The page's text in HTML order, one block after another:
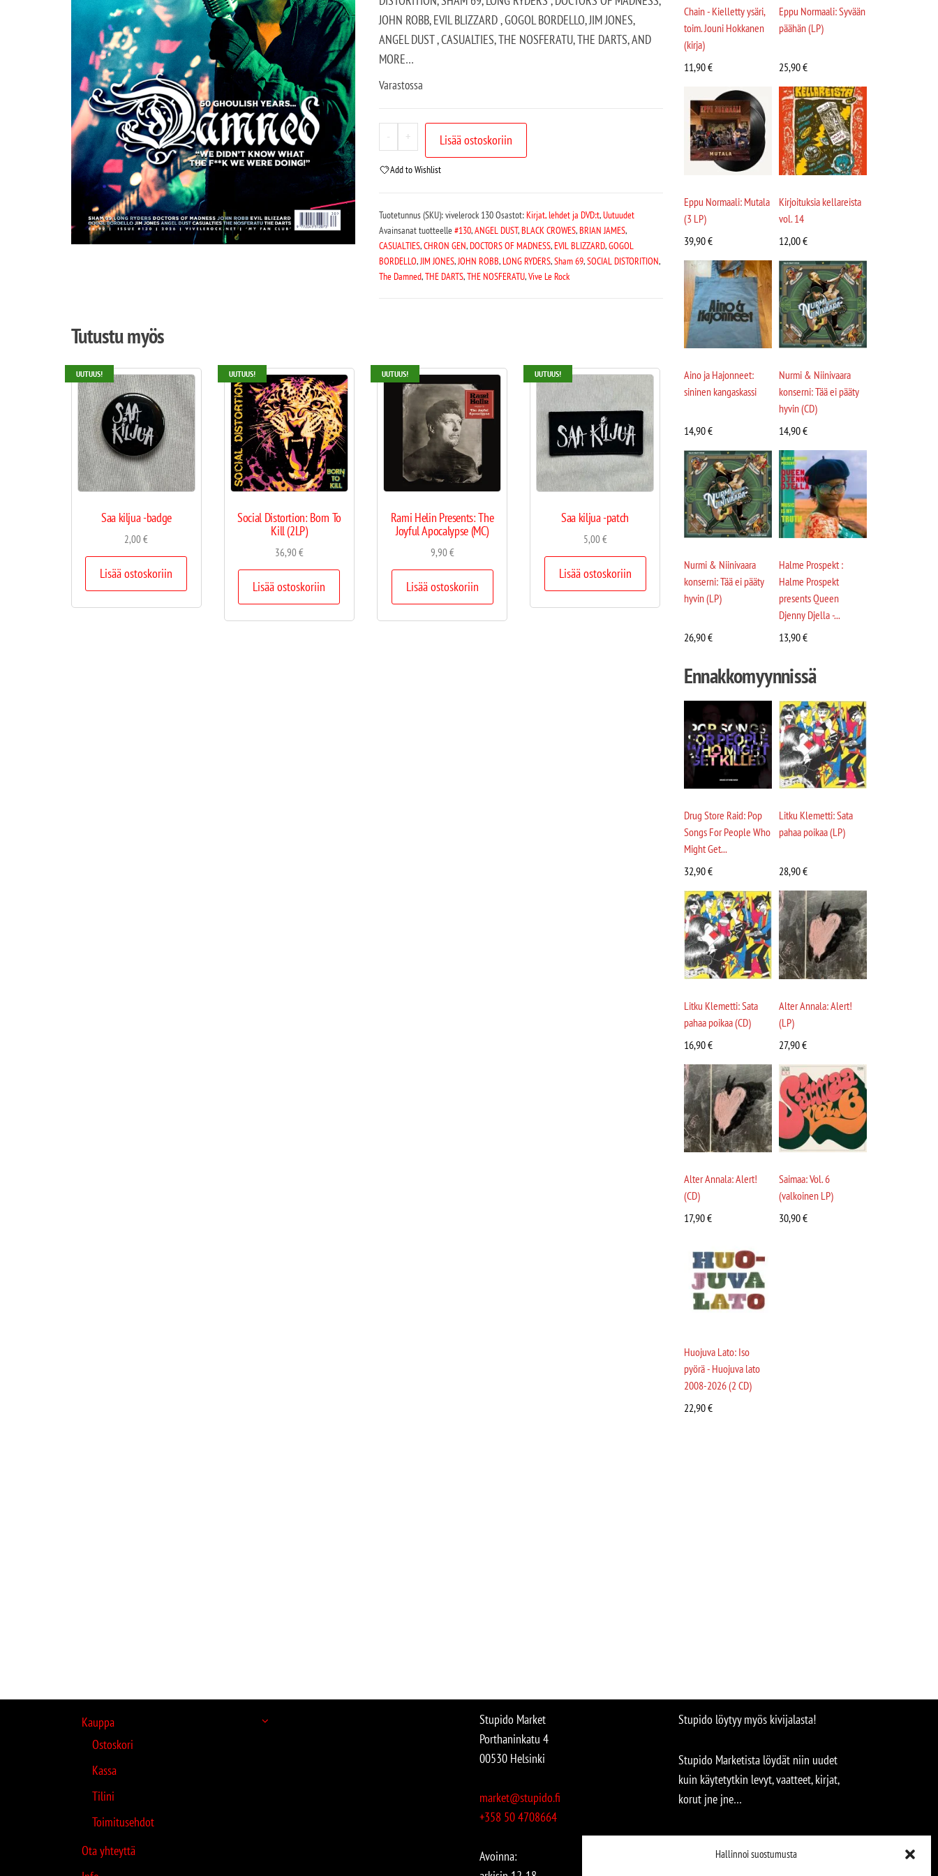
Hallinnoi suostumusta
JOHN ROBB, EVIL BLIZZARD , GOGOL BORDELLO, JIM JONES,
ANGEL DUST , CASUALTIES, THE NOSFERATU, THE DARTS, AND
MORE…
Varastossa
- + Lisää ostoskoriin
Add to Wishlist
Tuotetunnus (SKU):vivelerock 130Osastot:Kirjat, lehdet ja DVD:t,Uutuudet
Avainsanat tuotteelle#130,ANGEL DUST,BLACK CROWES,BRIAN JAMES,
CASUALTIES,CHRON GEN,DOCTORS OF MADNESS,EVIL BLIZZARD,GOGOL
BORDELLO,JIM JONES,JOHN ROBB,LONG RYDERS,Sham 69,SOCIAL DISTORITION,
The Damned,THE DARTS,THE NOSFERATU,Vive Le Rock
Tutustu myös
UUTUUS!
Saa kiljua -badge
2,00€
Lisää ostoskoriin
UUTUUS!
Social Distortion: Born To
Kill (2LP)
36,90€
Lisää ostoskoriin
UUTUUS!
Rami Helin Presents: The
Joyful Apocalypse (MC)
9,90€
Lisää ostoskoriin
UUTUUS!
Saa kiljua -patch
5,00€
Lisää ostoskoriin
Chain - Kielletty ysäri,
toim. Jouni Hokkanen
(kirja)
11,90€
Eppu Normaali: Syvään
päähän (LP)
25,90€
Eppu Normaali: Mutala
(3 LP)
39,90€
Kirjoituksia kellareista
vol. 14
12,00€
Aino ja Hajonneet:
sininen kangaskassi
14,90€
Nurmi & Niinivaara
konserni: Tää ei pääty
hyvin (CD)
14,90€
Nurmi & Niinivaara
konserni: Tää ei pääty
hyvin (LP)
26,90€
Halme Prospekt :
Halme Prospekt
presents Queen
Djenny Djella -...
13,90€
Ennakkomyynnissä
Drug Store Raid: Pop
Songs For People Who
Might Get...
32,90€
Litku Klemetti: Sata
pahaa poikaa (LP)
28,90€
Litku Klemetti: Sata
pahaa poikaa (CD)
16,90€
Alter Annala: Alert!
(LP)
27,90€
Alter Annala: Alert!
(CD)
17,90€
Saimaa: Vol. 6
(valkoinen LP)
30,90€
Huojuva Lato: Iso
pyörä - Huojuva lato
2008-2026 (2 CD)
22,90€
Kauppa
Ostoskori
Kassa
Tilini
Toimitusehdot
Ota yhteyttä
Stupido Market
Porthaninkatu 4
00530 Helsinki
market@stupido.fi
+358 50 4708664
Avoinna:
Stupido löytyy myös kivijalasta!
Stupido Marketista löydät niin uudet
kuin käytetytkin levyt, vaatteet, kirjat,
korut jne jne…